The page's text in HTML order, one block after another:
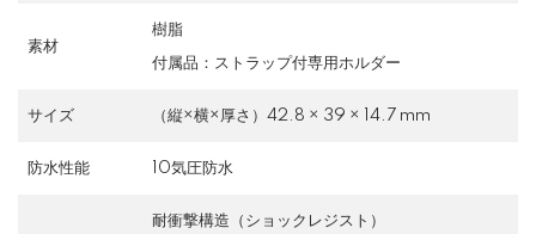
素材
樹脂
付属品：ストラップ付専用ホルダー
サイズ （縦×横×厚さ）42.8 × 39 × 14.7 mm
防水性能 10気圧防水
耐衝撃構造（ショックレジスト）